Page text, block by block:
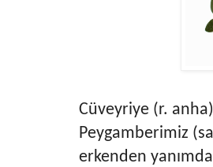
Cüveyriye (r.
Peygamberimiz
erkenden